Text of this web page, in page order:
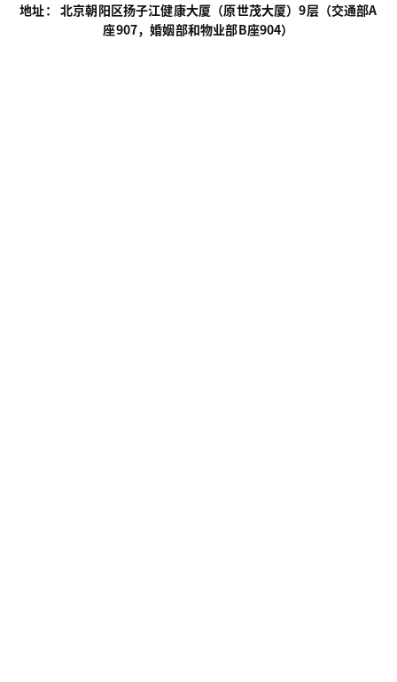
地址： 北京朝阳区扬子江健康大厦（原世茂大厦）9层（交通部A
座907，婚姻部和物业部B座904）